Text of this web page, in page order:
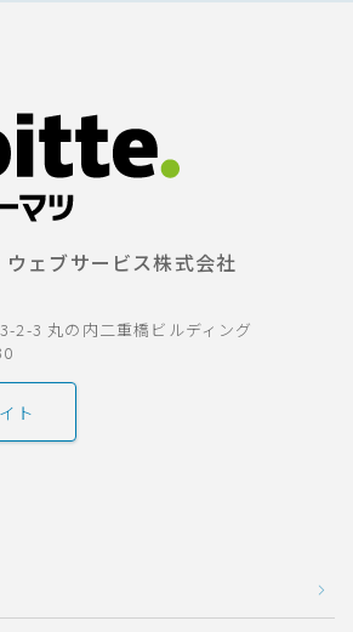
ェブサービス株式会社
2-3 丸の内二重橋ビルディング
ト